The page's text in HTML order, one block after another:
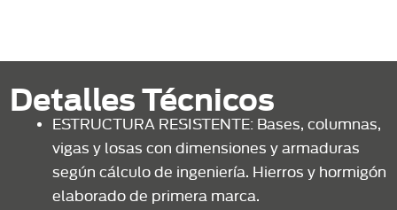
Detalles Técnicos
ESTRUCTURA RESISTENTE: Bases, columnas,
vigas y losas con dimensiones y armaduras
según cálculo de ingeniería. Hierros y hormigón
elaborado de primera marca.